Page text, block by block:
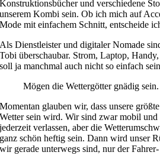
Konstruktionsbücher und verschiedene
unserem Kombi sein. Ob ich mich auf
Mode mit einfachem Schnitt, entscheide
Als Dienstleister und digitaler Nomade
Tobi überschaubar. Strom, Laptop,
soll ja manchmal auch nicht so einfach
Mögen die Wettergötter gnädig sein.
Momentan glauben wir, dass unsere
Wetter sein wird. Wir sind zwar mobil und
jederzeit verlassen, aber die
ganz schön heftig sein. Dann wird unser
wir gerade unterwegs sind, nur der